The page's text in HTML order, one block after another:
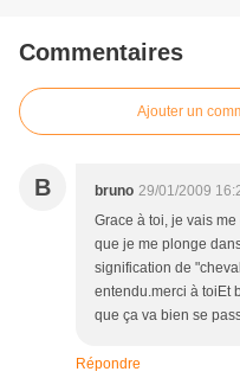
Commentaires
Ajouter un
B bruno 29/01/2009
Grace à toi, je vais
que je me plonge
signification de
entendu.merci à toiEt
que ça va bien se
Répondre